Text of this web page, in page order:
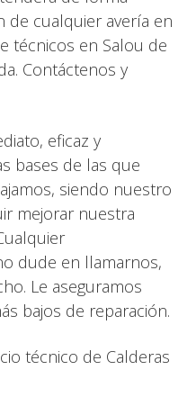
de cualquier avería en
técnicos en Salou de
Contáctenos y
eficaz y
bases de las que
siendo nuestro
mejorar nuestra
dude en llamarnos,
Le aseguramos
bajos de reparación.
técnico de Calderas